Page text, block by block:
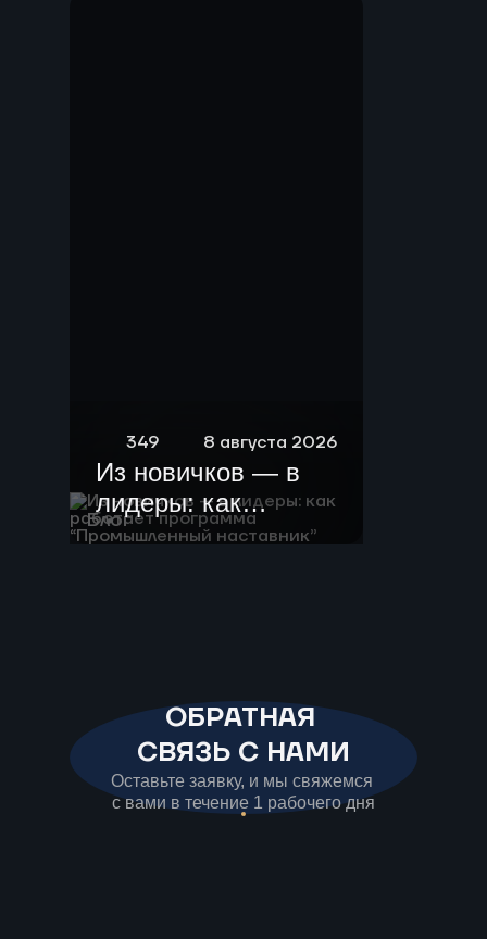
Блог
349 8 августа 2026
Из новичков — в
лидеры: как
работает
ОБРАТНАЯ
СВЯЗЬ С НАМИ
Оставьте заявку, и мы свяжемся
с вами в течение 1 рабочего дня